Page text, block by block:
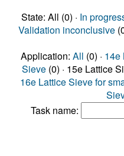
State: All (0) · In
Validation inconclusive
Application: All (0) · 14e
Sieve (0) · 15e Lattice
16e Lattice Sieve for
Task name: